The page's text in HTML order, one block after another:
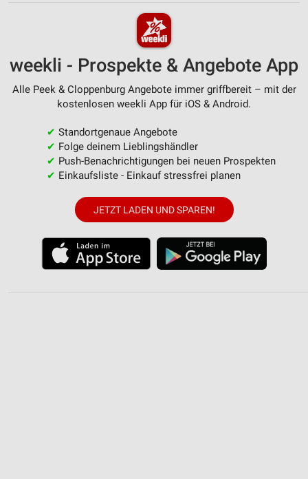
weekli - Prospekte & Angebote App
Alle Peek & Cloppenburg Angebote immer griffbereit – mit der
kostenlosen weekli App für iOS & Android.
✔ Standortgenaue Angebote
✔ Folge deinem Lieblingshändler
✔ Push-Benachrichtigungen bei neuen Prospekten
✔ Einkaufsliste - Einkauf stressfrei planen
JETZT LADEN UND SPAREN!